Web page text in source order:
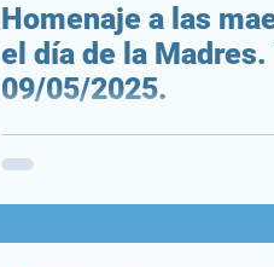
Homenaje a las
el día de la Madres. Trujillo
09/05/2025.